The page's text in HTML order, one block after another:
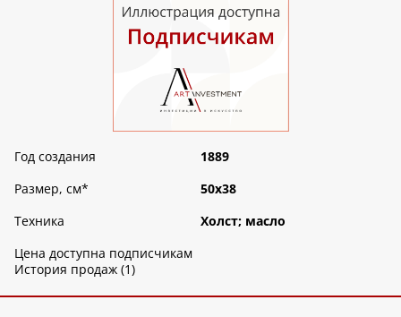
Год создания
1889
Размер, см*
50х38
Техника
Холст; масло
Цена доступна подписчикам
История продаж (1)